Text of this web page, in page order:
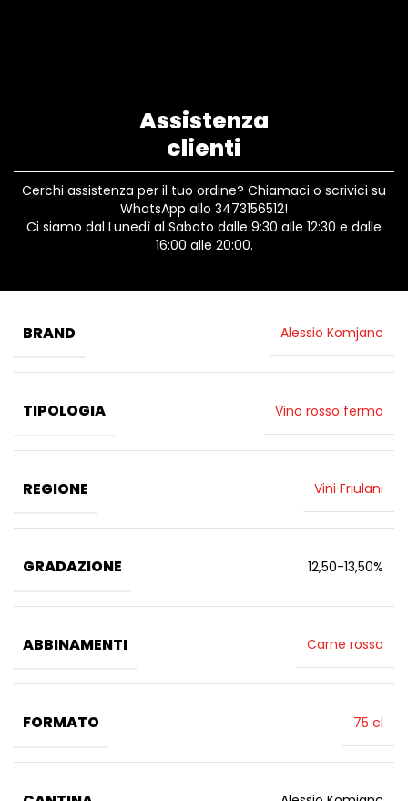
Assistenza
clienti
Cerchi assistenza per il tuo ordine? Chiamaci o scrivici su
WhatsApp allo 3473156512!
Ci siamo dal Lunedì al Sabato dalle 9:30 alle 12:30 e dalle
16:00 alle 20:00.
BRAND Alessio Komjanc
TIPOLOGIA Vino rosso fermo
REGIONE Vini Friulani
GRADAZIONE 12,50-13,50%
ABBINAMENTI Carne rossa
FORMATO 75 cl